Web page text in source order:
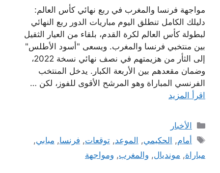
مواجهة فرنسا والمغرب في ربع نهائي كأس العالم:
دليلك الكامل تنطلق اليوم مباريات الدور ربع النهائي
لبطولة كأس العالم لكرة القدم، بلقاء من العيار الثقيل
بين منتخبي فرنسا والمغرب. ويسعى "أسود الأطلس"
إلى الثأر من هزيمتهم في نصف نهائي نسخة 2022،
وضمان مقعدهم بين الأربعة الكبار. يدخل المنتخب
الفرنسي المباراة وهو المرشح الأقوى للفوز، لكن …
اقرأ المزيد
التصنيفات
الأخبار
الوسوم
أمام, الحكيمي, الموعد,توقعات, فرنسا, مبابي,
مباراة, مونديال, والمغرب, ومواجهة